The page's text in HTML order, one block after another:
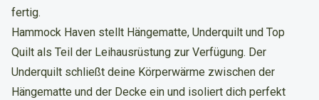
fertig.
Hammock Haven stellt Hängematte, Underquilt und Top
Quilt als Teil der Leihausrüstung zur Verfügung. Der
Underquilt schließt deine Körperwärme zwischen der
Hängematte und der Decke ein und isoliert dich perfekt